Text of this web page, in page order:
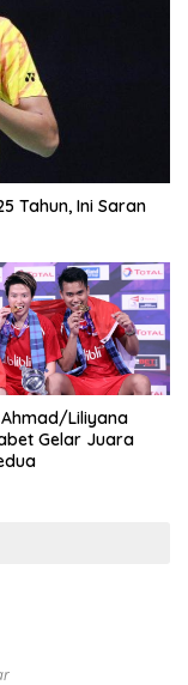
Tahun, Ini Saran
Liliyana
Gelar Juara